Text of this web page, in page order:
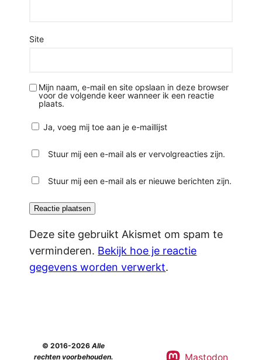
Site
Mijn naam, e-mail en site opslaan in deze browser
voor de volgende keer wanneer ik een reactie
plaats.
Ja, voeg mij toe aan je e-maillijst
Stuur mij een e-mail als er vervolgreacties zijn.
Stuur mij een e-mail als er nieuwe berichten zijn.
Deze site gebruikt Akismet om spam te
verminderen. Bekijk hoe je reactie
gegevens worden verwerkt.
© 2016-2026Alle
rechten voorbehouden.
Mastodon